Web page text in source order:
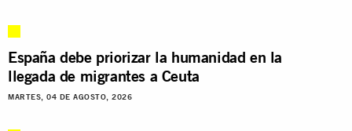
España debe priorizar la humanidad en la
llegada de migrantes a Ceuta
MARTES, 04 DE AGOSTO, 2026